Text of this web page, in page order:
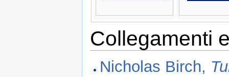
Collegamenti
Nicholas Birch,